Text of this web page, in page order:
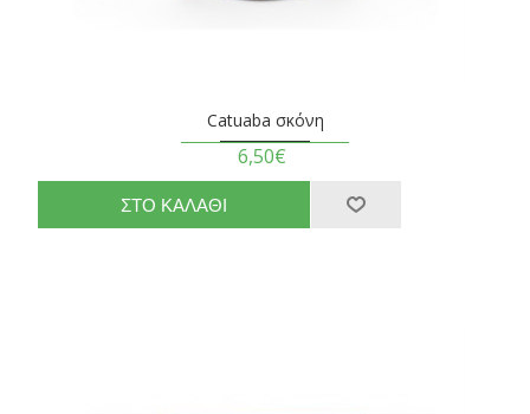
Catuaba σκόνη
6,50€